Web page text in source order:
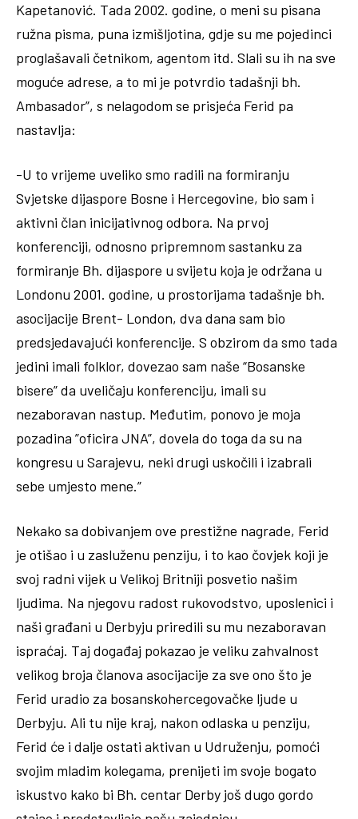
Kapetanović. Tada 2002. godine, o meni su pisana
ružna pisma, puna izmišljotina, gdje su me pojedinci
proglašavali četnikom, agentom itd. Slali su ih na sve
moguće adrese, a to mi je potvrdio tadašnji bh.
Ambasador”, s nelagodom se prisjeća Ferid pa
nastavlja:
-U to vrijeme uveliko smo radili na formiranju
Svjetske dijaspore Bosne i Hercegovine, bio sam i
aktivni član inicijativnog odbora. Na prvoj
konferenciji, odnosno pripremnom sastanku za
formiranje Bh. dijaspore u svijetu koja je održana u
Londonu 2001. godine, u prostorijama tadašnje bh.
asocijacije Brent- London, dva dana sam bio
predsjedavajući konferencije. S obzirom da smo tada
jedini imali folklor, dovezao sam naše “Bosanske
bisere” da uveličaju konferenciju, imali su
nezaboravan nastup. Međutim, ponovo je moja
pozadina ”oficira JNA”, dovela do toga da su na
kongresu u Sarajevu, neki drugi uskočili i izabrali
sebe umjesto mene.”
Nekako sa dobivanjem ove prestižne nagrade, Ferid
je otišao i u zasluženu penziju, i to kao čovjek koji je
svoj radni vijek u Velikoj Britniji posvetio našim
ljudima. Na njegovu radost rukovodstvo, uposlenici i
naši građani u Derbyju priredili su mu nezaboravan
ispraćaj. Taj događaj pokazao je veliku zahvalnost
velikog broja članova asocijacije za sve ono što je
Ferid uradio za bosanskohercegovačke ljude u
Derbyju. Ali tu nije kraj, nakon odlaska u penziju,
Ferid će i dalje ostati aktivan u Udruženju, pomoći
svojim mladim kolegama, prenijeti im svoje bogato
iskustvo kako bi Bh. centar Derby još dugo gordo